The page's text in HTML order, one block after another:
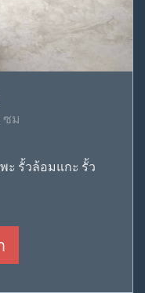
ซม
ะ รั้วล้อมแกะ รั้ว